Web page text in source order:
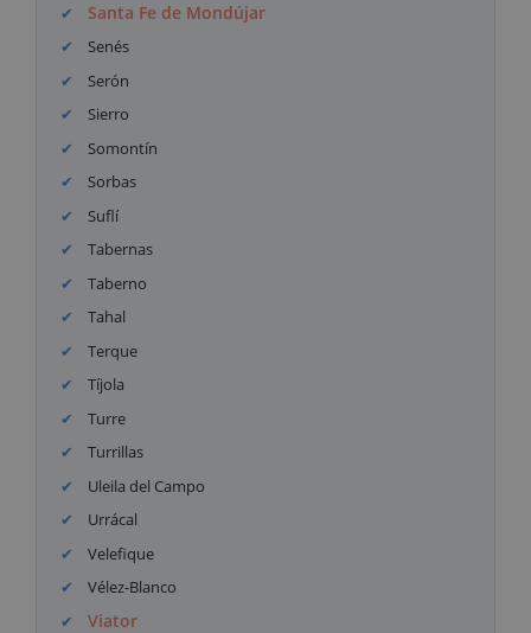
Santa Fe de Mondújar
Senés
Serón
Sierro
Somontín
Sorbas
Suflí
Tabernas
Taberno
Tahal
Terque
Tíjola
Turre
Turrillas
Uleila del Campo
Urrácal
Velefique
Vélez-Blanco
Viator